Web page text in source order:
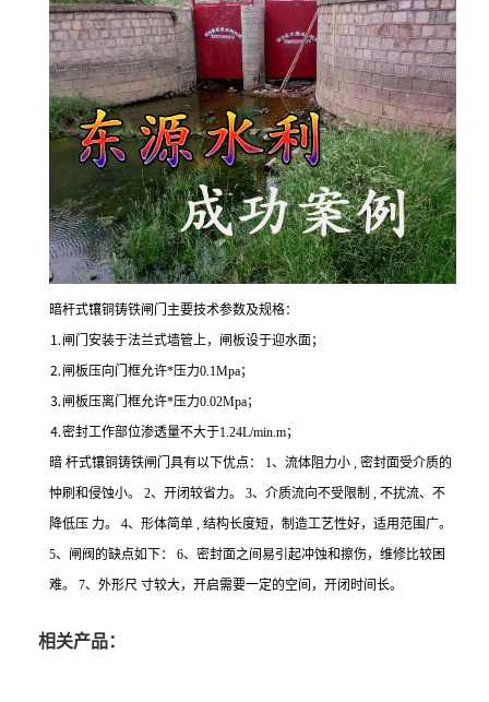
暗杆式镶铜铸铁闸门主要技术参数及规格：
⒈闸门安装于法兰式墙管上，闸板设于迎水面；
⒉闸板压向门框允许*压力0.1Mpa；
⒊闸板压离门框允许*压力0.02Mpa；
⒋密封工作部位渗透量不大于1.24L/min.m；
暗 杆式镶铜铸铁闸门具有以下优点： 1、流体阻力小 , 密封面受介质的
忡刷和侵蚀小。 2、开闭较省力。 3、介质流向不受限制 , 不扰流、不
降低压 力。 4、形体简单 , 结构长度短，制造工艺性好，适用范围广。
5、闸阀的缺点如下： 6、密封面之间易引起冲蚀和擦伤，维修比较困
难。 7、外形尺 寸较大，开启需要一定的空间，开闭时间长。
相关产品：